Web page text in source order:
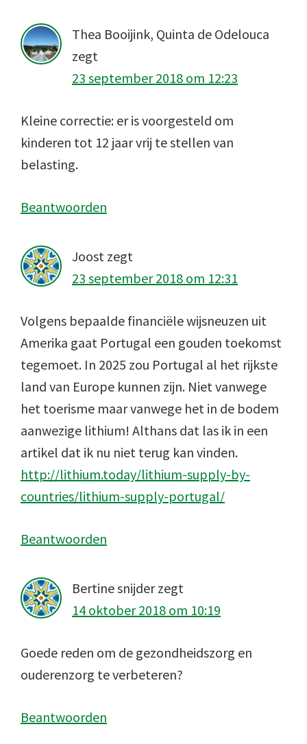
Thea Booijink, Quinta de Odelouca
zegt
23 september 2018 om 12:23
Kleine correctie: er is voorgesteld om
kinderen tot 12 jaar vrij te stellen van
belasting.
Beantwoorden
Joost zegt
23 september 2018 om 12:31
Volgens bepaalde financiële wijsneuzen uit
Amerika gaat Portugal een gouden toekomst
tegemoet. In 2025 zou Portugal al het rijkste
land van Europe kunnen zijn. Niet vanwege
het toerisme maar vanwege het in de bodem
aanwezige lithium! Althans dat las ik in een
artikel dat ik nu niet terug kan vinden.
http://lithium.today/lithium-supply-by-
countries/lithium-supply-portugal/
Beantwoorden
Bertine snijder zegt
14 oktober 2018 om 10:19
Goede reden om de gezondheidszorg en
ouderenzorg te verbeteren?
Beantwoorden